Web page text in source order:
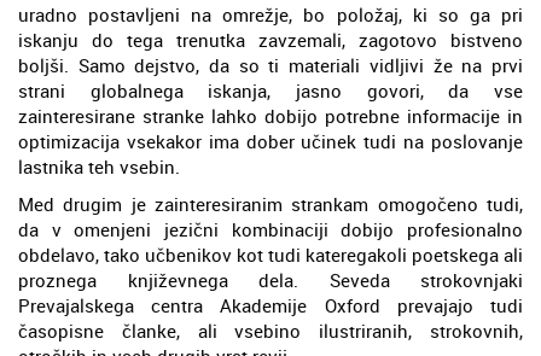
uradno postavljeni na omrežje, bo položaj, ki so ga pri
iskanju do tega trenutka zavzemali, zagotovo bistveno
boljši. Samo dejstvo, da so ti materiali vidljivi že na prvi
strani globalnega iskanja, jasno govori, da vse
zainteresirane stranke lahko dobijo potrebne informacije in
optimizacija vsekakor ima dober učinek tudi na poslovanje
lastnika teh vsebin.
Med drugim je zainteresiranim strankam omogočeno tudi,
da v omenjeni jezični kombinaciji dobijo profesionalno
obdelavo, tako učbenikov kot tudi kateregakoli poetskega ali
proznega književnega dela. Seveda strokovnjaki
Prevajalskega centra Akademije Oxford prevajajo tudi
časopisne članke, ali vsebino ilustriranih, strokovnih,